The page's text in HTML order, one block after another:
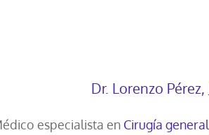
Dr. Lorenzo Pérez,
especialista en Cirugía